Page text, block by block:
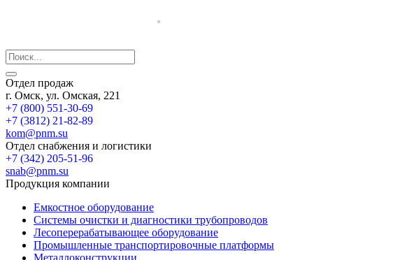
Отдел продаж
г. Омск, ул. Омская, 221
+7 (800) 551-30-69
+7 (3812) 21-82-89
kom@pnm.su
Отдел снабжения и логистики
+7 (342) 205-51-96
snab@pnm.su
Продукция компании
Емкостное оборудование
Системы очистки и диагностики трубопроводов
Лесоперерабатывающее оборудование
Промышленные транспортировочные платформы
Металлоконструкции